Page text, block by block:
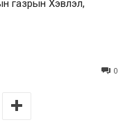
газрын Хэвлэл,
0